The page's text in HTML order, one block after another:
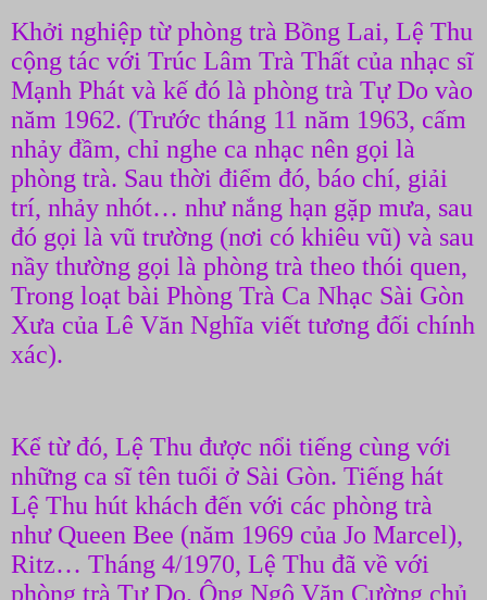
Khởi nghiệp từ phòng trà Bồng Lai, Lệ Thu
cộng tác với Trúc Lâm Trà Thất của nhạc sĩ
Mạnh Phát và kế đó là phòng trà Tự Do vào
năm 1962. (Trước tháng 11 năm 1963, cấm
nhảy đầm, chỉ nghe ca nhạc nên gọi là
phòng trà. Sau thời điểm đó, báo chí, giải
trí, nhảy nhót… như nắng hạn gặp mưa, sau
đó gọi là vũ trường (nơi có khiêu vũ) và sau
nầy thường gọi là phòng trà theo thói quen,
Trong loạt bài Phòng Trà Ca Nhạc Sài Gòn
Xưa của Lê Văn Nghĩa viết tương đối chính
xác).
Kể từ đó, Lệ Thu được nổi tiếng cùng với
những ca sĩ tên tuổi ở Sài Gòn. Tiếng hát
Lệ Thu hút khách đến với các phòng trà
như Queen Bee (năm 1969 của Jo Marcel),
Ritz… Tháng 4/1970, Lệ Thu đã về với
phòng trà Tự Do. Ông Ngô Văn Cường chủ